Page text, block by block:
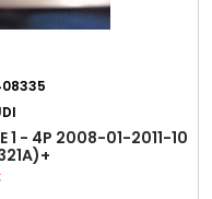
1 - 4P 2008-01-2011-10